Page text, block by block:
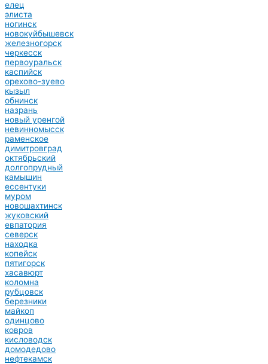
елец
элиста
ногинск
новокуйбышевск
железногорск
черкесск
первоуральск
каспийск
орехово-зуево
кызыл
обнинск
назрань
новый уренгой
невинномысск
раменское
димитровград
октябрьский
долгопрудный
камышин
ессентуки
муром
новошахтинск
жуковский
евпатория
северск
находка
копейск
пятигорск
хасавюрт
коломна
рубцовск
березники
майкоп
одинцово
ковров
кисловодск
домодедово
нефтекамск